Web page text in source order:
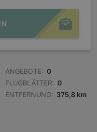
ANGEBOTE: 0
FLUGBLÄTTER: 0
ENTFERNUNG: 375,8 km